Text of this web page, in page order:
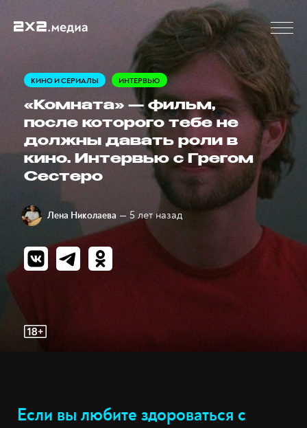
КИНО И СЕРИАЛЫ ИНТЕРВЬЮ
«Комната» — фильм,
после которого тебе не
должны давать роли в
кино. Интервью с Грегом
Сестеро
Лена Николаева — 5 лет назад
Если вы любите здороваться с